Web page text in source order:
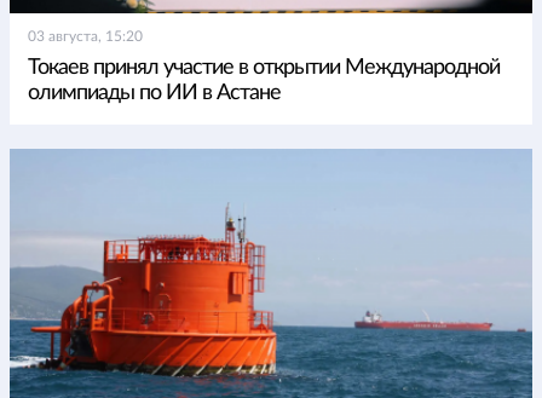
03 августа, 15:20
Токаев принял участие в открытии Международной
олимпиады по ИИ в Астане